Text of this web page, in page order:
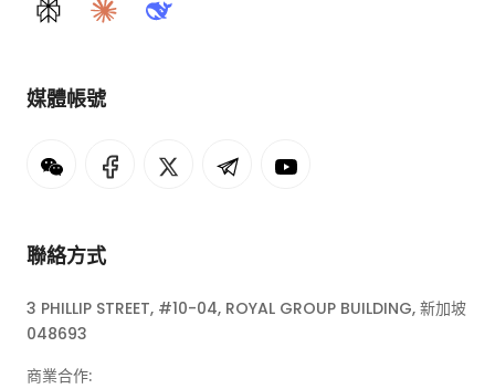
PerplexityClaudeDeepSeek
媒體帳號
聯絡方式
3 PHILLIP STREET, #10-04, ROYAL GROUP BUILDING, 新加坡
048693
商業合作: